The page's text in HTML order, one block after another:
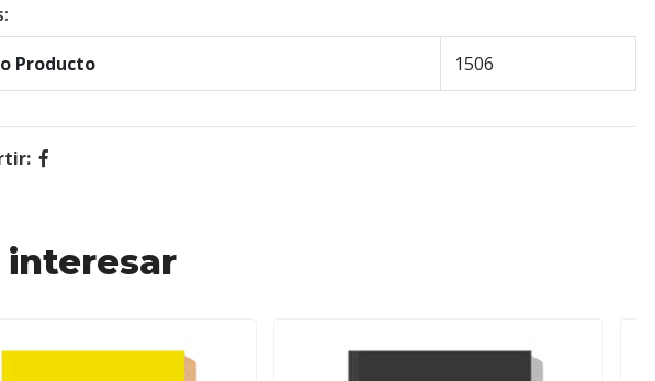
Producto 1506
interesar